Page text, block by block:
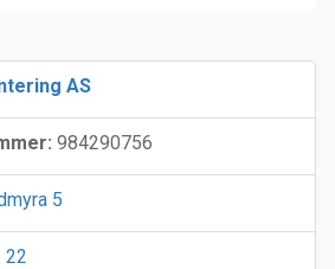
AS
984290756
5
22